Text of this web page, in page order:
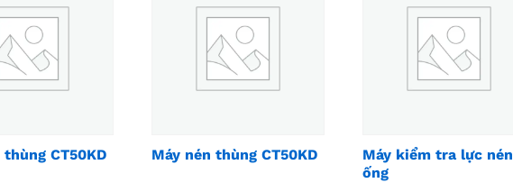
thùng CT50KD Máy nén thùng CT50KD
Máy kiểm tra lực nén
ống